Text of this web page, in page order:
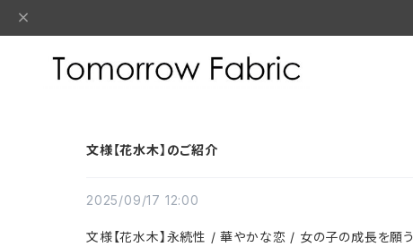
文様【花水木】のご紹介
2025/09/17 12:00
文様【花水木】永続性 / 華やかな恋 / 女の子の成⻑を願う